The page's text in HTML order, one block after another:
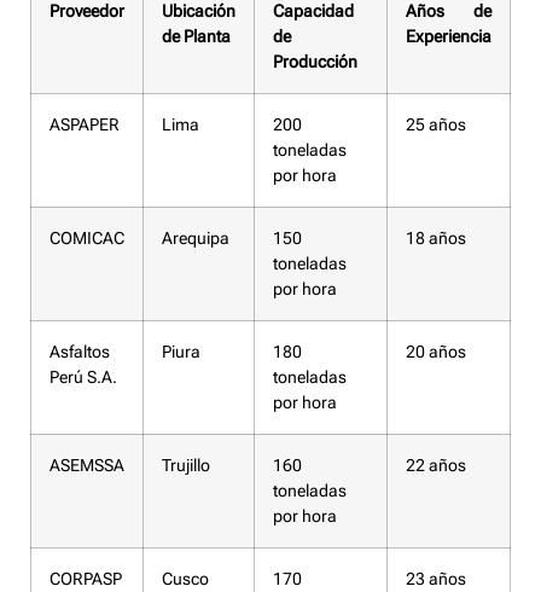
Proveedor
Ubicación
de Planta
Capacidad
de
Producción
Años de
Experiencia
ASPAPER Lima
200
toneladas
por hora
25 años
COMICAC Arequipa
150
toneladas
por hora
18 años
Asfaltos
Perú S.A.
Piura
180
toneladas
por hora
20 años
ASEMSSA Trujillo
160
toneladas
por hora
22 años
CORPASP Cusco
170
23 años